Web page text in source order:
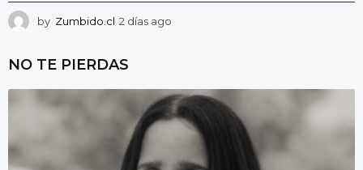
by Zumbido.cl 2 días ago
a
g
NO TE PIERDAS